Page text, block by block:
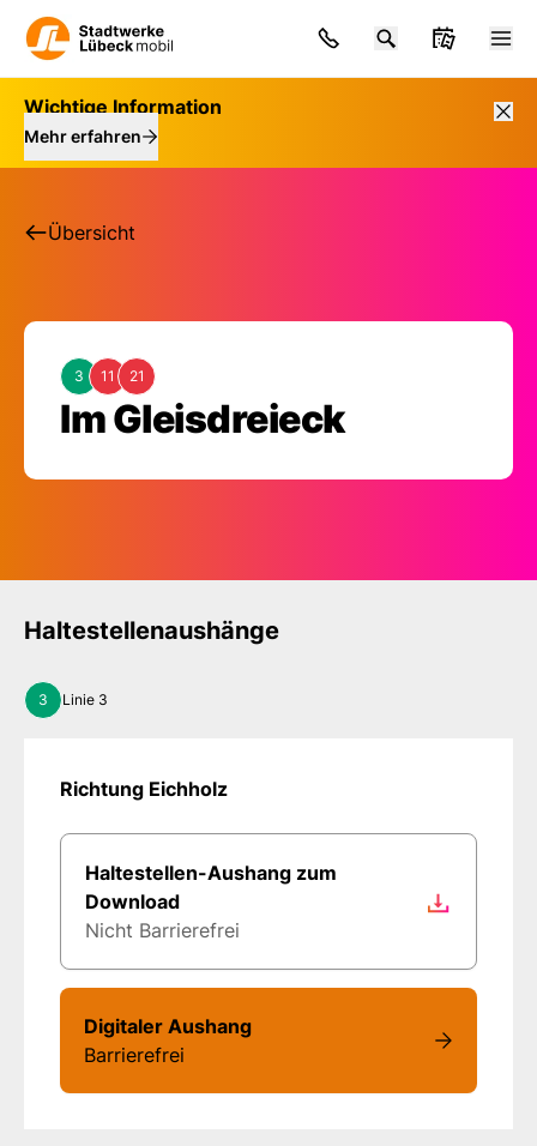
Wichtige Information
Mehr erfahren
Übersicht
Haltestelle: Im
Im Gleisdreieck
3 11 21
Haltestellenaushänge
3 Linie 3
Richtung Eichholz
Haltestellen-Aushang zum
Download
Nicht Barrierefrei
Digitaler Aushang
Barrierefrei